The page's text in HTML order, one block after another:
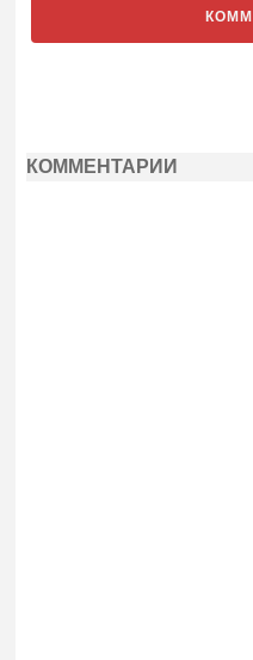
КОММЕНТАРИИ